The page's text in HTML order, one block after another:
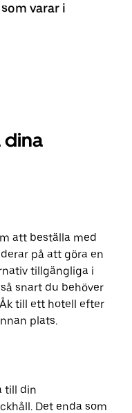
varar i
dina
att beställa med
på att göra en
tillgängliga i
snart du behöver
till ett hotell efter
plats.
till din
Det enda som